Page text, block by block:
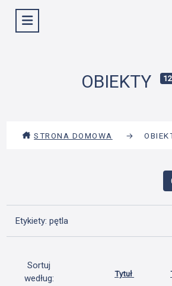
Wyświetl menu
OBIEKTY 12
STRONA DOMOWA →
Etykiety: pętla
Sortuj
według:
Tytuł